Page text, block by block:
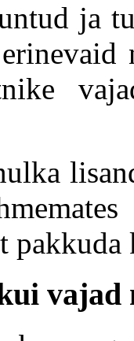
ja
vajad